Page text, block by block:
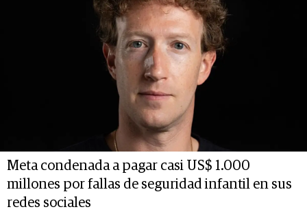
Meta condenada a pagar casi US$ 1.000
millones por fallas de seguridad infantil en sus
redes sociales